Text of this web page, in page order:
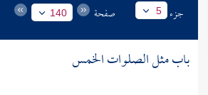
جزء 5 صفحة 140
باب مثل الصلوات الخمس